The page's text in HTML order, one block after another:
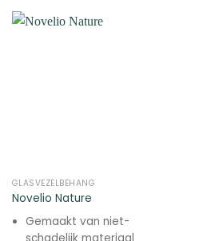
GLASVEZELBEHANG
Novelio Nature
Gemaakt van niet-
schadelijk materiaal